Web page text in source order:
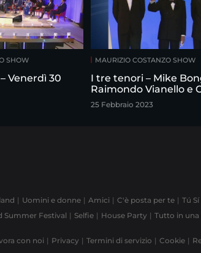
SHOW
Venerdì 30
MAURIZIO COSTANZO SHOW
I tre tenori – Mike
Raimondo Vianello e
intervistati da Maurizio
25 Febbraio 2023
Uomini e donne Amici C'è posta per te Tú
Summer Festival Selfie House Party Tutto in
con noi Privacy Termini di servizio Cookie